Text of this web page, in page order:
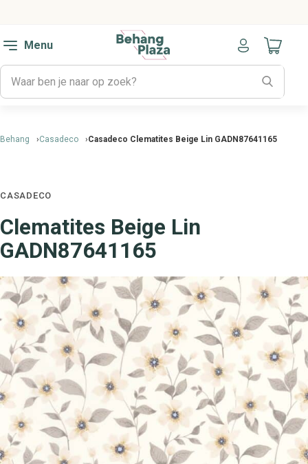
Menu
Naar
Behang Casadeco Casadeco Clematites Beige Lin GADN87641165
CASADECO
Clematites Beige Lin
GADN87641165